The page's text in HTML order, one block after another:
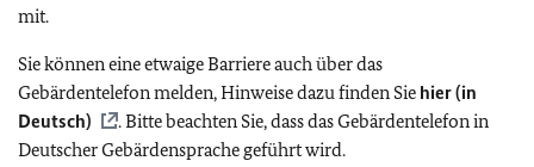
mit.
Sie können eine etwaige Barriere auch über das
Gebärdentelefon melden, Hinweise dazu finden Sie hier (in
Deutsch)
. Bitte beachten Sie, dass das Gebärdentelefon in
Deutscher Gebärdensprache geführt wird.